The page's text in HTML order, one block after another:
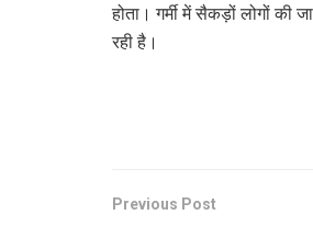
होता। गर्मी में सैकड़ों लोगों की
रही है।
Previous Post